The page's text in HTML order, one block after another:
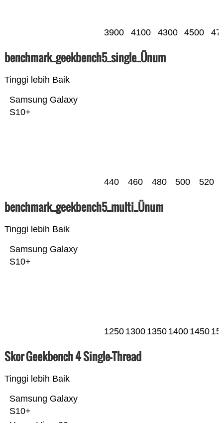
3900 4100 4300 4500
benchmark_geekbench5_single_Ünum
Tinggi lebih Baik
Samsung Galaxy
S10+
440 460 480 500 520
benchmark_geekbench5_multi_Ünum
Tinggi lebih Baik
Samsung Galaxy
S10+
1250 1300 1350 1400 1450
Skor Geekbench 4 Single-Thread
Tinggi lebih Baik
Samsung Galaxy
S10+